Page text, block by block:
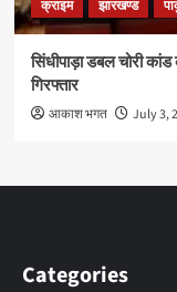
क्राइम झारखण्ड
सिंधीपाड़ा डबल चोरी
गिरफ्तार
आकाश भगत July 3,
Categories